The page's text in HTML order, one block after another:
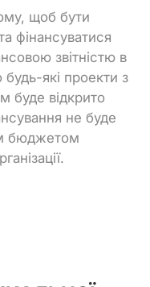
щоб бути
фінансуватися
звітністю в
які проекти з
буде відкрито
не буде
бюджетом